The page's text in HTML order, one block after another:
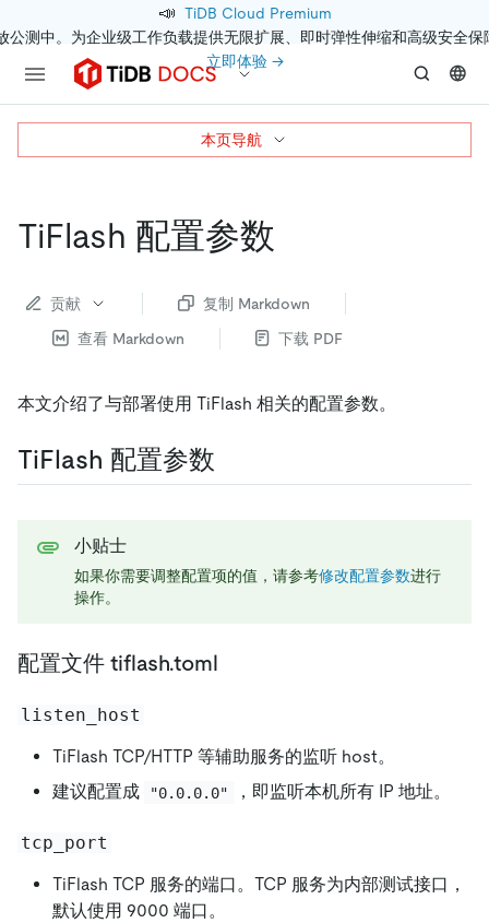
📣 TiDB Cloud Premium
公测中。为企业级工作负载提供无限扩展、即时弹性伸缩和高级安全保
立即体验 →
TiFlash 配置参数
贡献
复制 Markdown
查看 Markdown
下载 PDF
本文介绍了与部署使用 TiFlash 相关的配置参数。
TiFlash 配置参数
小贴士
如果你需要调整配置项的值，请参考修改配置参数进行
操作。
配置文件 tiflash.toml
listen_host
TiFlash TCP/HTTP 等辅助服务的监听 host。
建议配置成
"0.0.0.0" ，即监听本机所有 IP 地址。
tcp_port
TiFlash TCP 服务的端口。TCP 服务为内部测试接口，
默认使用 9000 端口。
本页导航